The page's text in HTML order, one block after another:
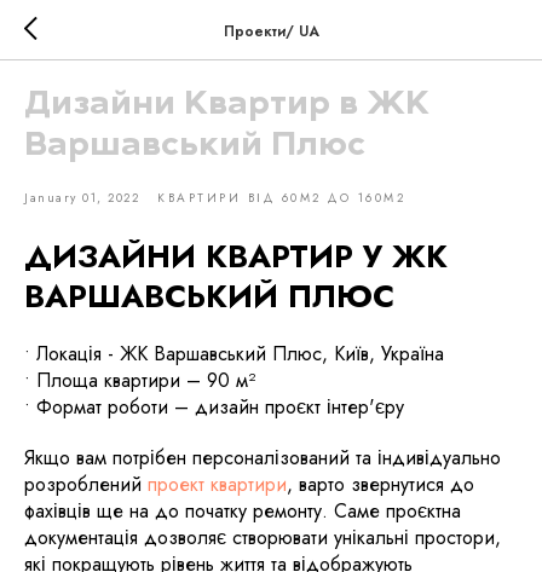
Проекти/ UA
Дизайни Квартир в ЖК
Варшавський Плюс
January 01, 2022 КВАРТИРИ ВІД 60М2 ДО 160М2
ДИЗАЙНИ КВАРТИР У ЖК
ВАРШАВСЬКИЙ ПЛЮС
• Локація - ЖК Варшавський Плюс, Київ, Україна
• Площа квартири – 90 м²
• Формат роботи – дизайн проєкт інтер'єру
Якщо вам потрібен персоналізований та індивідуально
розроблений проект квартири, варто звернутися до
фахівців ще на до початку ремонту. Саме проєктна
документація дозволяє створювати унікальні простори,
які покращують рівень життя та відображують